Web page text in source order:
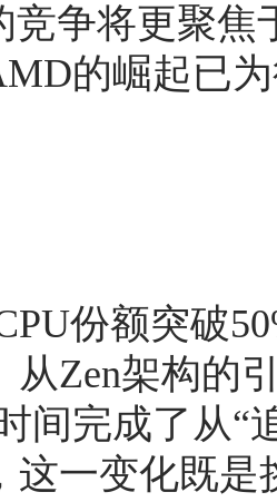
竞争将更聚
的崛起已
份额突破
从Zen架构的
间完成了从“
这一变化既